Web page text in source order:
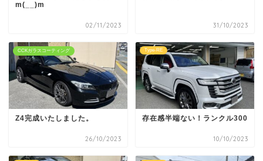
m(__)m
02/11/2023 31/10/2023
CCKガラスコーティング
Z4完成いたしました。
26/10/2023
Type-RE
存在感半端ない！ランクル300
10/10/2023